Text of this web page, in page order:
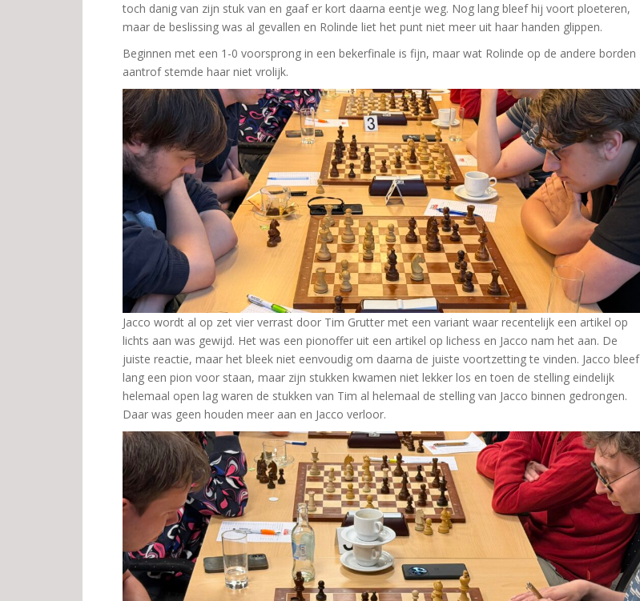
toch danig van zijn stuk van en gaaf er kort daarna eentje weg. Nog lang bleef hij voort ploeteren,
maar de beslissing was al gevallen en Rolinde liet het punt niet meer uit haar handen glippen.
Beginnen met een 1-0 voorsprong in een bekerfinale is fijn, maar wat Rolinde op de andere borden
aantrof stemde haar niet vrolijk.
Jacco wordt al op zet vier verrast door Tim Grutter met een variant waar recentelijk een artikel op
lichts aan was gewijd. Het was een pionoffer uit een artikel op lichess en Jacco nam het aan. De
juiste reactie, maar het bleek niet eenvoudig om daarna de juiste voortzetting te vinden. Jacco bleef
lang een pion voor staan, maar zijn stukken kwamen niet lekker los en toen de stelling eindelijk
helemaal open lag waren de stukken van Tim al helemaal de stelling van Jacco binnen gedrongen.
Daar was geen houden meer aan en Jacco verloor.